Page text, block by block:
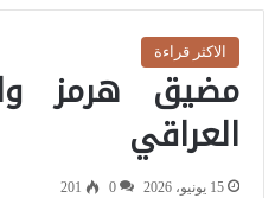
الاكثر قراءة
مضيق هرمز
العراقي
15 يونيو، 2026 0
201